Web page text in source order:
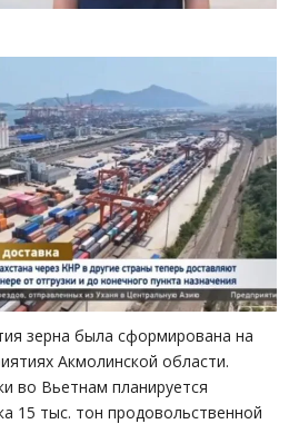
зерна была сформирована на
Акмолинской области.
во Вьетнам планируется
15 тыс. тон продовольственной